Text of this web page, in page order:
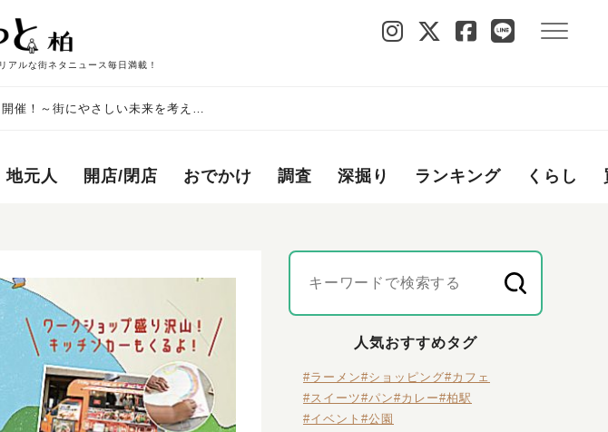
アルな街ネタニュース毎日満載！
催！～街にやさしい未来を考える
地元人 開店/閉店 おでかけ 調査 深掘り ランキング くらし
人気おすすめタグ
#ラーメン#ショッピング#カフェ
#スイーツ#パン#カレー#柏駅
#イベント #公園